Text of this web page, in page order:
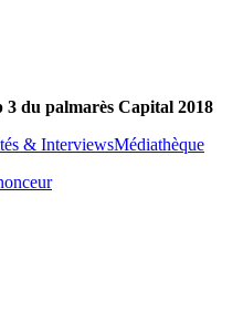
3 du palmarès Capital 2018
& InterviewsMédiathèque